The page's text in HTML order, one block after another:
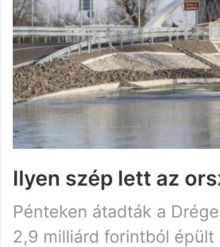
Ilyen szép lett az
Pénteken átadták a
2,9 milliárd forintból